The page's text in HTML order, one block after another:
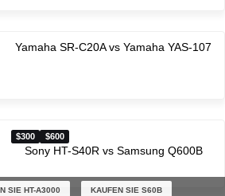
Yamaha SR-C20A vs Yamaha YAS-107
$300 $600
Sony HT-S40R vs Samsung Q600B
SIE HT-A3000 KAUFEN SIE S60B